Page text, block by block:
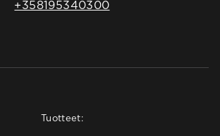
+358195340300
Tuotteet: